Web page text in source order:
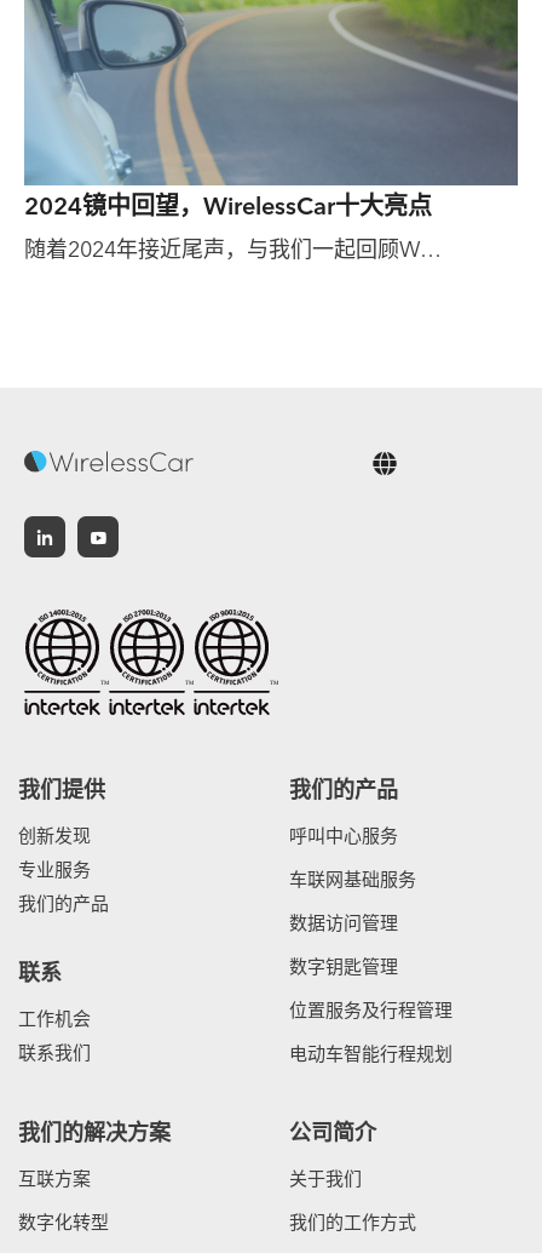
2024镜中回望，WirelessCar十大亮点
随着2024年接近尾声，与我们一起回顾W…
我们提供
创新发现
专业服务
我们的产品
联系
工作机会
联系我们
我们的产品
呼叫中心服务
车联网基础服务
数据访问管理
数字钥匙管理
位置服务及行程管理
电动车智能行程规划
我们的解决方案
互联方案
数字化转型
公司简介
关于我们
我们的工作方式